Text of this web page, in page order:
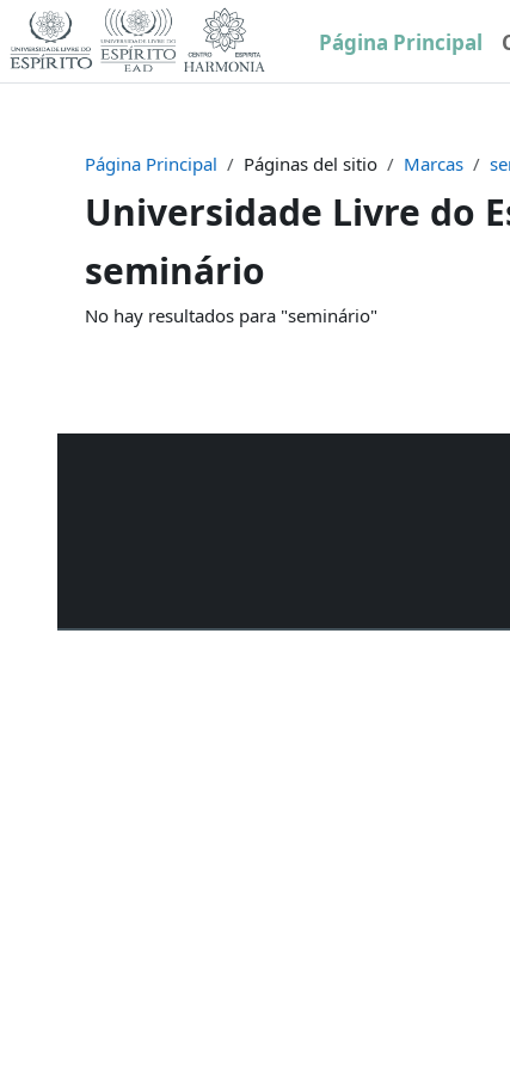
Salta al contenido principal
Página Principal
Página Principal Páginas del sitio Marcas
Universidade Livre do
seminário
No hay resultados para "seminário"